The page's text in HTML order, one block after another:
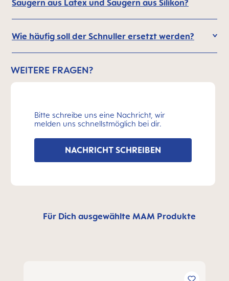
Saugern aus Latex und Saugern aus Silikon?
Wie häufig soll der Schnuller ersetzt werden?
WEITERE FRAGEN?
Bitte schreibe uns eine Nachricht, wir
melden uns schnellstmöglich bei dir.
NACHRICHT SCHREIBEN
Für Dich ausgewählte MAM Produkte